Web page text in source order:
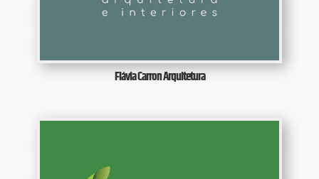
Flávia Carron Arquitetura